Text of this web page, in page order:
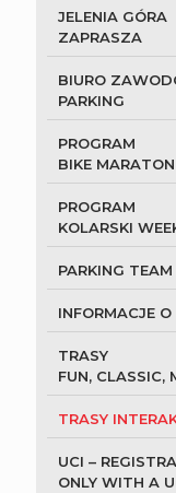
JELENIA GÓRA
ZAPRASZA
BIURO
PARKING
PROGRAM
BIKE MARATON
PROGRAM
KOLARSKI
PARKING
INFORMACJE
TRASY
FUN, CLASSIC,
TRASY
UCI –
ONLY WITH A